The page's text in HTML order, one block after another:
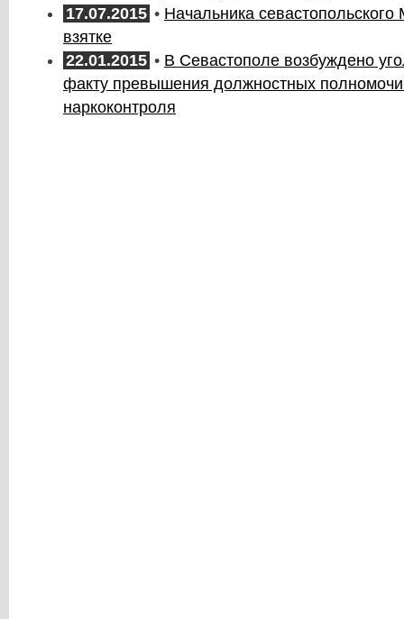
17.07.2015 • Начальника
взятке
22.01.2015 • В Севастополе возбуждено
факту превышения должностных
наркоконтроля